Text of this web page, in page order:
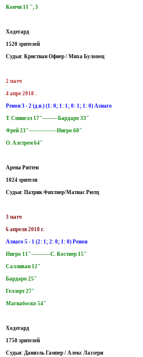
Кончи 11 ", 3
Ходегард
1520 зрителей
Судьи: Кристиан Офнер / Миха Буловец
2 матч
4 апре 2018 .
Ренон 3 - 2 (д.в.) (1: 0; 1: 1; 0: 1; 1: 0) Азиаго
Т. Спинелл 17"---------Бардаро 33"
Фрей 23"----------------Нигро 60"
О. Алстрем 64"
Арена Риттен
1024 зрителя
Судьи: Патрик Фихтнер/Матиас Рютц
3 матч
6 апреля 2018 г.
Азиаго 5 - 1 (2: 1; 2: 0; 1: 0) Ренон
Нигро 11"-----------С. Костнер 15"
Салливан 12"
Бардаро 25"
Геллерт 27"
Магнабоско 54"
Ходегард
1750 зрителей
Судьи: Даниэль Гампер / Алекс Лаззери